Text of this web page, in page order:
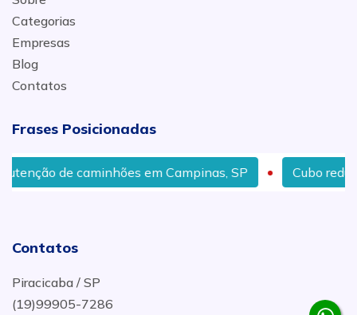
Categorias
Empresas
Blog
Contatos
Frases Posicionadas
caminhões em Campinas, SP Cubo redutor para
Contatos
Piracicaba / SP
(19)99905-7286